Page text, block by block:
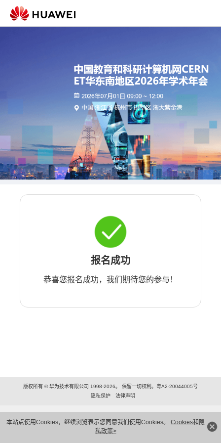
本站点使用Cookies，继续浏览表示您同意我们使用Cookies。 Cookies和隐
私政策>
报名成功
恭喜您报名成功，我们期待您的参与！
版权所有 © 华为技术有限公司 1998-2026。 保留一切权利。粤A2-20044005号
隐私保护
法律声明